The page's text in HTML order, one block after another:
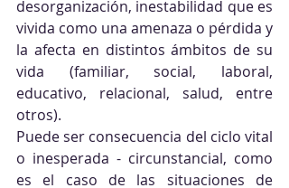
desorganización, inestabilidad que es
vivida como una amenaza o pérdida y
la afecta en distintos ámbitos de su
vida (familiar, social, laboral,
educativo, relacional, salud, entre
otros).
Puede ser consecuencia del ciclo vital
o inesperada - circunstancial, como
es el caso de las situaciones de